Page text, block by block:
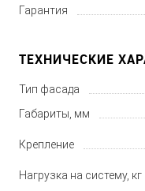
Гарантия
ТЕХНИЧЕСКИЕ
Тип фасада
Габариты, мм
Крепление
Нагрузка на систему, кг